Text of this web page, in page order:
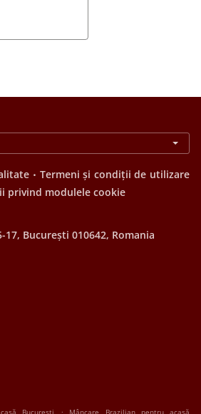
. Termeni și condiții de utilizare
privind modulele cookie
17, București 010642, Romania
București . Mâncare Brazilian pentru acasă